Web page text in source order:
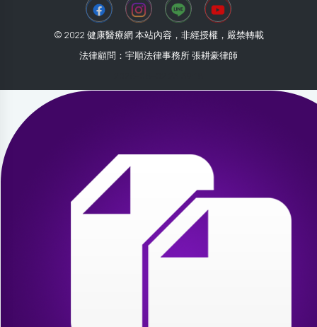
© 2022 健康醫療網 本站內容，非經授權，嚴禁轉載
法律顧問：宇順法律事務所 張耕豪律師